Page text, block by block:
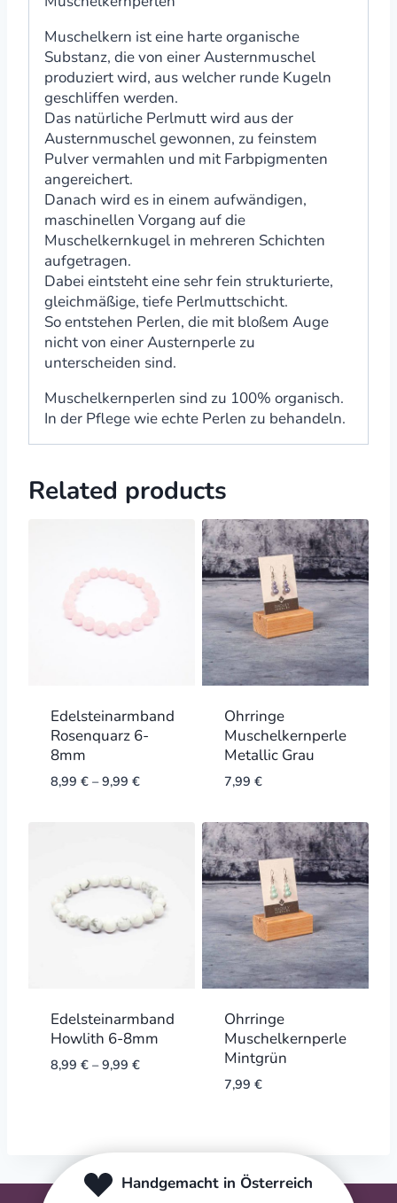
Muschelkern ist eine harte organische
Substanz, die von einer Austernmuschel
produziert wird, aus welcher runde Kugeln
geschliffen werden.
Das natürliche Perlmutt wird aus der
Austernmuschel gewonnen, zu feinstem
Pulver vermahlen und mit Farbpigmenten
angereichert.
Danach wird es in einem aufwändigen,
maschinellen Vorgang auf die
Muschelkernkugel in mehreren Schichten
aufgetragen.
Dabei eintsteht eine sehr fein strukturierte,
gleichmäßige, tiefe Perlmuttschicht.
So entstehen Perlen, die mit bloßem Auge
nicht von einer Austernperle zu
unterscheiden sind.
Muschelkernperlen sind zu 100% organisch.
In der Pflege wie echte Perlen zu behandeln.
Related products
Edelsteinarmband
Rosenquarz 6-
8mm
8,99 €–9,99 €
Ohrringe
Muschelkernperle
Metallic Grau
7,99 €
Edelsteinarmband
Howlith 6-8mm
8,99 €–9,99 €
Ohrringe
Muschelkernperle
Mintgrün
7,99 €
Handgemacht in Österreich